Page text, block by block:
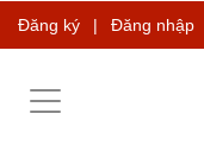
Đăng ký | Đăng nhập
Toggle